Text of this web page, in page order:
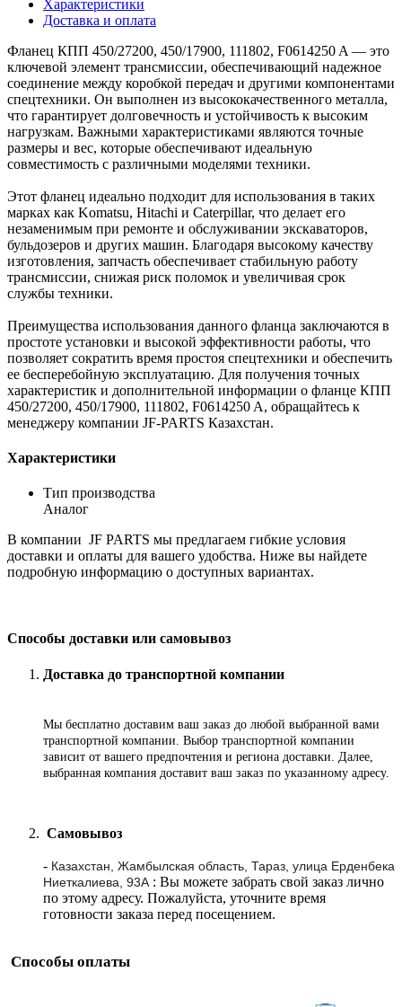
Характеристики
Доставка и оплата
Фланец КПП 450/27200, 450/17900, 111802, F0614250 A — это
ключевой элемент трансмиссии, обеспечивающий надежное
соединение между коробкой передач и другими компонентами
спецтехники. Он выполнен из высококачественного металла,
что гарантирует долговечность и устойчивость к высоким
нагрузкам. Важными характеристиками являются точные
размеры и вес, которые обеспечивают идеальную
совместимость с различными моделями техники.
Этот фланец идеально подходит для использования в таких
марках как Komatsu, Hitachi и Caterpillar, что делает его
незаменимым при ремонте и обслуживании экскаваторов,
бульдозеров и других машин. Благодаря высокому качеству
изготовления, запчасть обеспечивает стабильную работу
трансмиссии, снижая риск поломок и увеличивая срок
службы техники.
Преимущества использования данного фланца заключаются в
простоте установки и высокой эффективности работы, что
позволяет сократить время простоя спецтехники и обеспечить
ее бесперебойную эксплуатацию. Для получения точных
характеристик и дополнительной информации о фланце КПП
450/27200, 450/17900, 111802, F0614250 A, обращайтесь к
менеджеру компании JF-PARTS Казахстан.
Характеристики
Тип производства
Аналог
В компании JF PARTS мы предлагаем гибкие условия
доставки и оплаты для вашего удобства. Ниже вы найдете
подробную информацию о доступных вариантах.
Способы доставки или самовывоз
Доставка до транспортной компании
Мы бесплатно доставим ваш заказ до любой выбранной вами
транспортной компании. Выбор транспортной компании
зависит от вашего предпочтения и региона доставки. Далее,
выбранная компания доставит ваш заказ по указанному адресу.
Самовывоз
- Казахстан, Жамбылская область, Тараз, улица Ерденбека
Ниеткалиева, 93А : Вы можете забрать свой заказ лично
по этому адресу. Пожалуйста, уточните время
готовности заказа перед посещением.
Способы оплаты